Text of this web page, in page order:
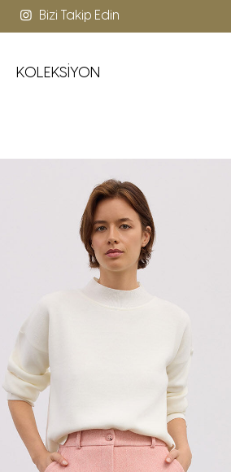
Bizi Takip Edin
KOLEKSİYON